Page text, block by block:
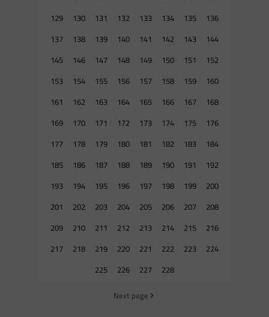
129
130 131 132 133 134 135
136
137
138 139 140 141 142 143
144
145
146 147 148 149 150 151
152
153
154 155 156 157 158 159
160
161
162 163 164 165 166 167
168
169
170 171 172 173 174 175
176
177
178 179 180 181 182 183
184
185
186 187 188 189 190 191
192
193
194 195 196 197 198 199
200
201
202 203 204 205 206 207
208
209
210 211 212 213 214 215
216
217
218 219 220 221 222 223
224
225
226 227 228
Next page